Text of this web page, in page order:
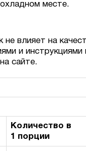
месте.
влияет на
и инструкциями
сайте.
Количество в
1 порции